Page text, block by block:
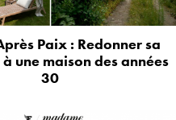
Paix : Redonner sa
une maison des années
30